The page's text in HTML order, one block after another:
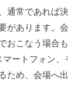
通常であれば
があります。
おこなう場合
マートフォン
ため、会場へ